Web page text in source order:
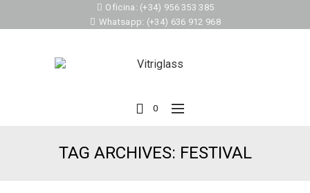
Oficina: (+34) 956 353 385
Whatsapp: (+34) 636 912 968
0
TAG ARCHIVES: FESTIVAL